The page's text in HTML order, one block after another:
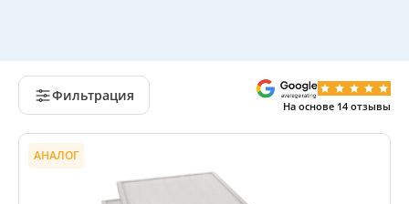
Фильтрация
На основе 14 отзывы
АНАЛОГ